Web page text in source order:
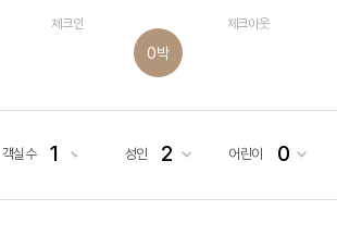
체크인
0박
체크아웃
객실수 1 성인 2 어린이 0